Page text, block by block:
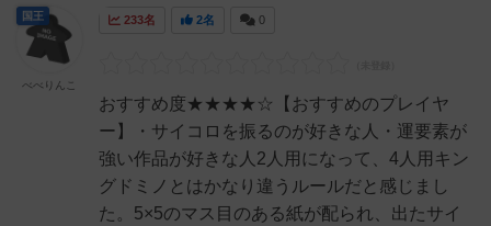
233名 2名 0
おすすめ度★★★★☆【おすすめのプレイヤ
ー】・サイコロを振るのが好きな人・運要素が
強い作品が好きな人2人用になって、4人用キン
グドミノとはかなり違うルールだと感じまし
た。5×5のマス目のある紙が配られ、出たサイ
国王
べべりんこ